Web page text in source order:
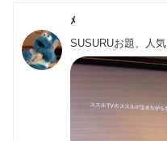
ﾒ
SUSURUお題、人気